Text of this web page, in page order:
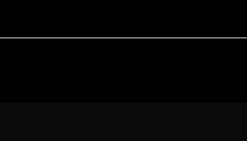
website” are the property of their